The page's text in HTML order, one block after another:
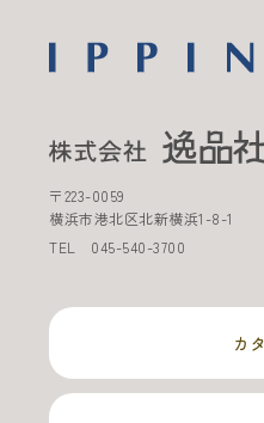
〒223-0059
横浜市港北区北新横浜1-8-1
TEL 045-540-3700
カ